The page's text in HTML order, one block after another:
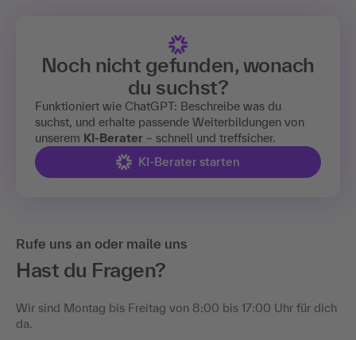
Noch nicht gefunden, wonach
du suchst?
Funktioniert wie ChatGPT: Beschreibe was du
suchst, und erhalte passende Weiterbildungen von
unserem KI-Berater – schnell und treffsicher.
KI-Berater starten
Rufe uns an oder maile uns
Hast du Fragen?
Wir sind Montag bis Freitag von 8:00 bis 17:00 Uhr für dich
da.